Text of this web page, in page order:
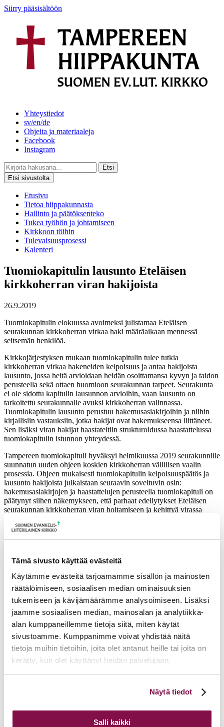
Tämä sivusto käyttää evästeitä
Käytämme evästeitä tarjoamamme sisällön ja mainosten
räätälöimiseen, sosiaalisen median ominaisuuksien
tukemiseen ja kävijämäärämme analysoimiseen. Lisäksi
jaamme sosiaalisen median, mainosalan ja analytiikka-
alan kumppaneillemme tietoja siitä, miten käytät
sivustoamme. Kumppanimme voivat yhdistää näitä
tietoja muihin tietoihin, joita olet antanut heille tai joita on
kerätty, kun olet käyttänyt heidän palvelujaan.
linkistä.
Näytä tiedot
Salli kaikki
Siirry pääsisältöön
Yhteystiedot
sv/en/de
Ohjeita ja materiaaleja
Facebook
Instagram
Etsi
Etsi sivustolta
Etusivu
Tietoa hiippakunnasta
Hallinto ja päätöksenteko
Tukea työhön ja johtamiseen
Kirkkoon töihin
Tulevaisuusprosessi
Kalenteri
Tuomiokapitulin lausunto Eteläisen
kirkkoherran viran hakijoista
26.9.2019
Tuomiokapitulin elokuussa avoimeksi julistamaa Eteläisen
seurakunnan kirkkoherran virkaa haki määräaikaan mennessä
seitsemän henkilöä.
Kirkkojärjestyksen mukaan tuomiokapitulin tulee tutkia
kirkkoherran virkaa hakeneiden kelpoisuus ja antaa hakijoista
lausunto, jossa heitä arvioidaan heidän osoittamansa kyvyn ja taidon
perusteella sekä ottaen huomioon seurakunnan tarpeet. Seurakunta
ei ole sidottu kapitulin lausunnon arvioihin, vaan lausunto on
tarkoitettu seurakunnalle avuksi kirkkoherran valinnassa.
Tuomiokapitulin lausunto perustuu hakemusasiakirjoihin ja niihin
kirjallisiin vastauksiin, jotka hakijat ovat hakemukseensa liittäneet.
Sen lisäksi viran hakijat haastateltiin strukturoidussa haastattelussa
tuomiokapitulin istunnon yhteydessä.
Tampereen tuomiokapituli hyväksyi helmikuussa 2019 seurakunnille
suunnatun uuden ohjeen koskien kirkkoherran välillisen vaalin
prosessia. Ohjeen mukaisesti tuomiokapitulin kelpoisuuspäätös ja
lausunto hakijoista julkaistaan seuraavin soveltuvin osin:
hakemusasiakirjojen ja haastattelujen perusteella tuomiokapituli on
päätynyt siihen näkemykseen, että parhaat edellytykset Eteläisen
seurakunnan kirkkoherran viran hoitamiseen ja kehittyä virassa
on seuraavilla hakijoilla: Jari Kuusi, Saila Munukka, Minna
toimittaa seurakuntaneuvosto. Vaali on tarkoitus toimittaa
marraskuussa.
Ajankohtaista
17.06.2026 Pelastetaan Namibian alkukirkko – yhdessä! –
Namibian kirkon varainkeruukampanja
15.06.2026
Hiippakunnan toimintakalenteri syksy 2026
11.06.2026 Tuomiokapitulin päätöksiä 10.6.2026
Lisää ajankohtaista